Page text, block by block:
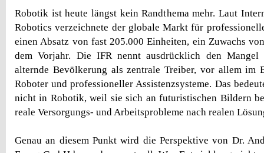
Robotik ist heute längst kein Randthema mehr. Laut
Robotics verzeichnete der globale Markt für
einen Absatz von fast 205.000 Einheiten, ein Zuwachs
dem Vorjahr. Die IFR nennt ausdrücklich den Mangel
alternde Bevölkerung als zentrale Treiber, vor allem im
Roboter und professioneller Assistenzsysteme. Das
nicht in Robotik, weil sie sich an futuristischen Bildern
reale Versorgungs- und Arbeitsprobleme nach realen
Genau an diesem Punkt wird die Perspektive von Dr.